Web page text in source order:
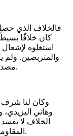
فالخلاف الذي حصل
كان خلافًا
استغلوه لإشعال
والمتربصين. ولم
مصدر الإشاعات والتحريض بين أبناء القبيلة والوطن.
وكان لنا شرف
وهاني
الخلاف لا
المقاومة الجنوبية وعلى رأس المحررين للعاصمة عدن.